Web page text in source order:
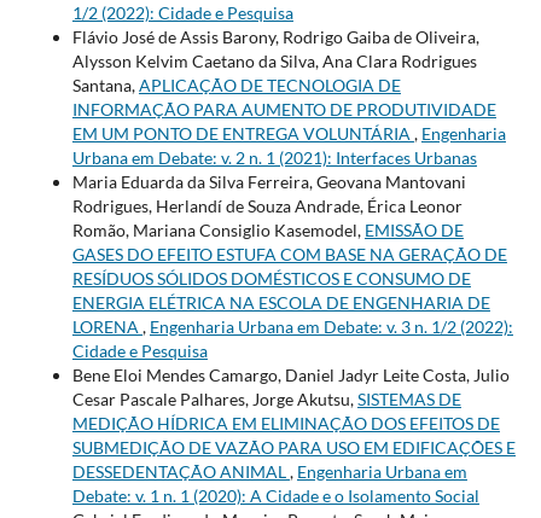
1/2 (2022): Cidade e Pesquisa
Flávio José de Assis Barony, Rodrigo Gaiba de Oliveira,
Alysson Kelvim Caetano da Silva, Ana Clara Rodrigues
Santana,APLICAÇÃO DE TECNOLOGIA DE
INFORMAÇÃO PARA AUMENTO DE PRODUTIVIDADE
EM UM PONTO DE ENTREGA VOLUNTÁRIA , Engenharia
Urbana em Debate: v. 2 n. 1 (2021): Interfaces Urbanas
Maria Eduarda da Silva Ferreira, Geovana Mantovani
Rodrigues, Herlandí de Souza Andrade, Érica Leonor
Romão, Mariana Consiglio Kasemodel, EMISSÃO DE
GASES DO EFEITO ESTUFA COM BASE NA GERAÇÃO DE
RESÍDUOS SÓLIDOS DOMÉSTICOS E CONSUMO DE
ENERGIA ELÉTRICA NA ESCOLA DE ENGENHARIA DE
LORENA , Engenharia Urbana em Debate: v. 3 n. 1/2 (2022):
Cidade e Pesquisa
Bene Eloi Mendes Camargo, Daniel Jadyr Leite Costa, Julio
Cesar Pascale Palhares, Jorge Akutsu,SISTEMAS DE
MEDIÇÃO HÍDRICA EM ELIMINAÇÃO DOS EFEITOS DE
SUBMEDIÇÃO DE VAZÃO PARA USO EM EDIFICAÇÕES E
DESSEDENTAÇÃO ANIMAL, Engenharia Urbana em
Debate: v. 1 n. 1 (2020): A Cidade e o Isolamento Social